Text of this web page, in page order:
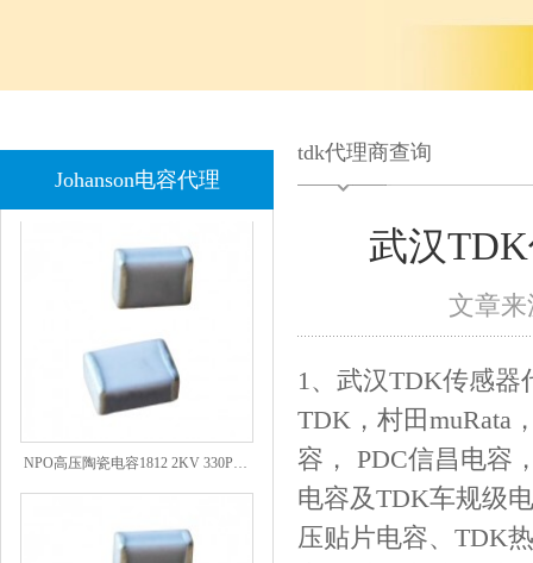
Johanson电容代理
tdk代理商查询
武汉
文章
1、武汉TDK传感器
TDK，村田muRata
容， PDC信昌电容
电容及TDK车规级
压贴片电容、TDK